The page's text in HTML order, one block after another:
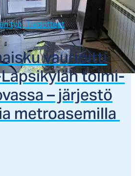
työ,Tiedotteet
vau­rioit­ti
toi­mi­
– jär­jes­tö
met­roa­se­mil­la